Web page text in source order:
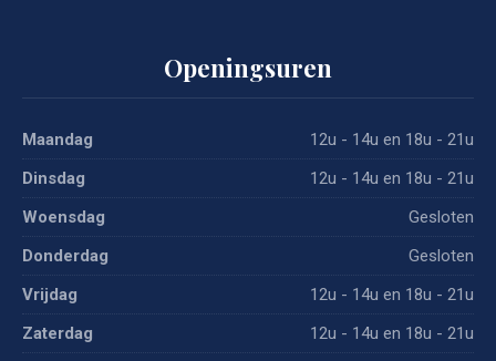
Openingsuren
Maandag
12u - 14u en 18u - 21u
Dinsdag
12u - 14u en 18u - 21u
Woensdag
Gesloten
Donderdag
Gesloten
Vrijdag
12u - 14u en 18u - 21u
Zaterdag
12u - 14u en 18u - 21u